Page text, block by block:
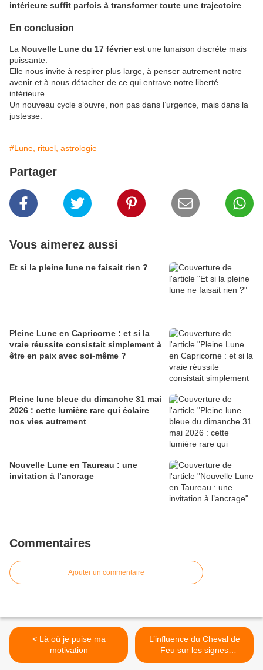
intérieure suffit parfois à transformer toute une trajectoire.
En conclusion
La Nouvelle Lune du 17 févrierest une lunaison discrète mais
puissante.
Elle nous invite à respirer plus large, à penser autrement notre
avenir et à nous détacher de ce qui entrave notre liberté
intérieure.
Un nouveau cycle s’ouvre, non pas dans l’urgence, mais dans la
justesse.
#Lune, rituel, astrologie
Partager
Vous aimerez aussi
Et si la pleine lune ne faisait rien ?
Pleine Lune en Capricorne : et si la
vraie réussite consistait simplement à
être en paix avec soi-même ?
Pleine lune bleue du dimanche 31 mai
2026 : cette lumière rare qui éclaire
nos vies autrement
Nouvelle Lune en Taureau : une
invitation à l’ancrage
Commentaires
Ajouter un commentaire
< Là où je puise ma
motivation
L’influence du Cheval de
Feu sur les signes
astrologiques occidentaux >